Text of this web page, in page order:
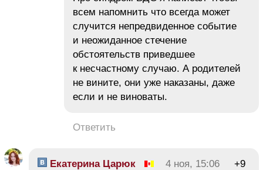
всем напомнить что всегда может
случится непредвиденное событие
и неожиданное стечение
обстоятельств приведшее
к несчастному случаю. А родителей
не вините, они уже наказаны, даже
если и не виноваты.
Ответить
Екатерина Царюк 4 ноя, 15:06 +9